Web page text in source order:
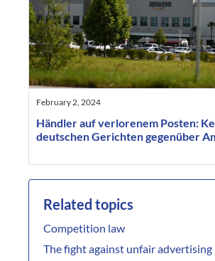
February 2, 2024
Händler auf verlorenem Posten:
deutschen Gerichten gegenüber
Related topics
Competition law
The fight against unfair advertising